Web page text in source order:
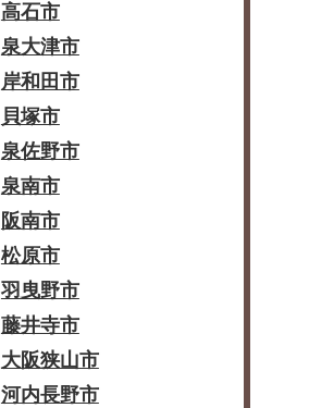
高石市
泉大津市
岸和田市
貝塚市
泉佐野市
泉南市
阪南市
松原市
羽曳野市
藤井寺市
大阪狭山市
河内長野市